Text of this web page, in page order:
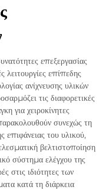
επεξεργασίας
λειτουργίες επίπεδης
ανίχνευσης υλικών
τις διαφορετικές
για χειροκίνητες
συνεχώς τη
επιφάνειας του υλικού,
βελτιστοποίηση
σύστημα ελέγχου της
στις ιδιότητες των
κατά τη διάρκεια